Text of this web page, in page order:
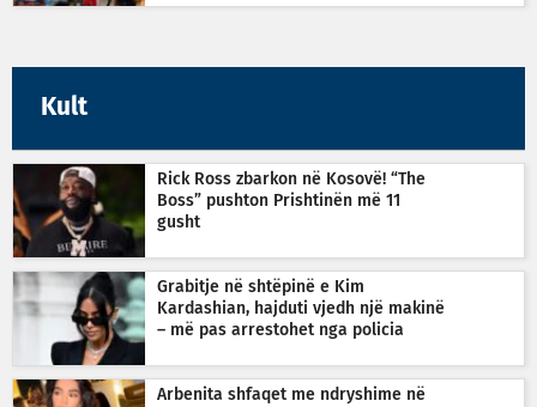
Kult
Rick Ross zbarkon në Kosovë! “The
Boss” pushton Prishtinën më 11
gusht
Grabitje në shtëpinë e Kim
Kardashian, hajduti vjedh një makinë
– më pas arrestohet nga policia
Arbenita shfaqet me ndryshime në